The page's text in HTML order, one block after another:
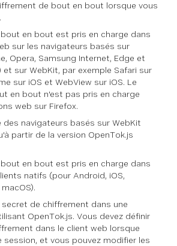
de bout en bout lorsque vous
en bout est pris en charge dans
sur les navigateurs basés sur
Opera, Samsung Internet, Edge et
et sur WebKit, par exemple Safari sur
sur iOS et WebView sur iOS. Le
en bout n'est pas pris en charge
web sur Firefox.
des navigateurs basés sur WebKit
partir de la version OpenTok.js
en bout est pris en charge dans
natifs (pour Android, iOS,
de chiffrement dans une
OpenTok.js. Vous devez définir
dans le client web lorsque
session, et vous pouvez modifier les